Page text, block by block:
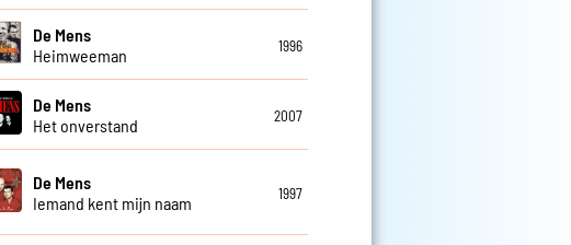
De Mens
Heimweeman
1996
De Mens
Het onverstand
2007
De Mens
Iemand kent mijn naam
1997